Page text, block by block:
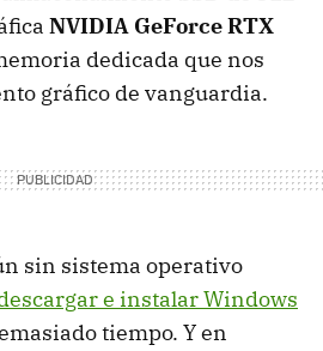
NVIDIA GeForce RTX
dedicada que nos
gráfico de vanguardia.
sin sistema operativo
e instalar Windows
tiempo. Y en